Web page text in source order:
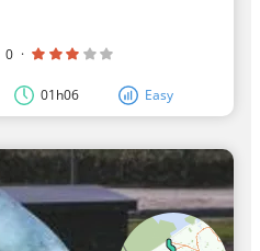
0 ·
01h06 Easy